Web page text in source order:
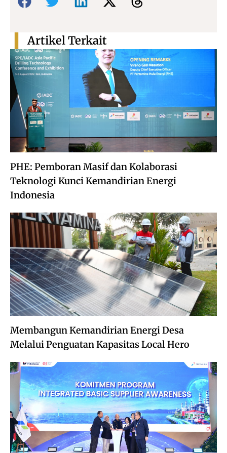
PHE: Pemboran Masif dan Kolaborasi
Teknologi Kunci Kemandirian Energi
Indonesia
Membangun Kemandirian Energi Desa
Melalui Penguatan Kapasitas Local Hero
Artikel Terkait